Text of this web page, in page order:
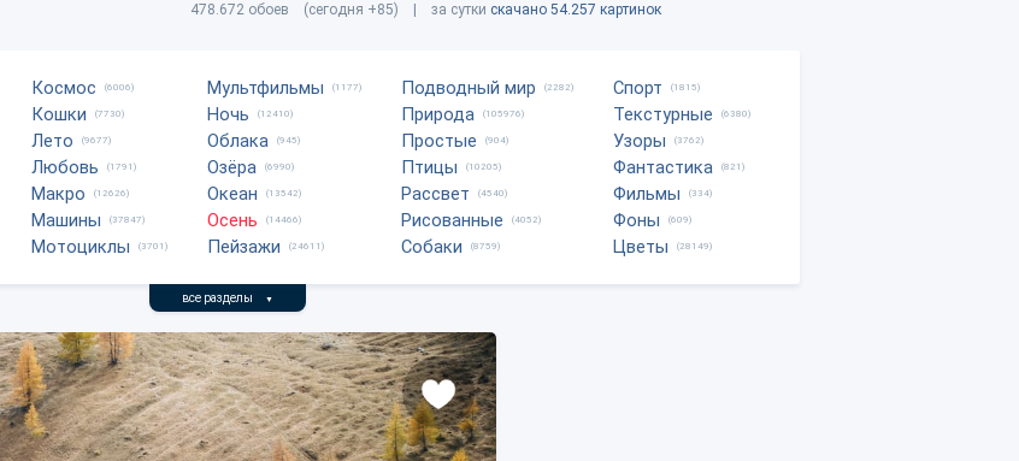
478.672 обоев (сегодня +85) | за сутки скачано 54.257 картинок
Космос (6006)
Кошки (7730)
Лето (9677)
Любовь (1791)
Макро (12626)
Машины (37847)
Мотоциклы (3701)
Мультфильмы (1177)
Ночь (12410)
Облака (945)
Озёра (6990)
Океан (13542)
Осень (14466)
Пейзажи (24611)
Подводный мир (2282)
Природа (105976)
Простые (904)
Птицы (10205)
Рассвет (4540)
Рисованные (4052)
Собаки (8759)
Спорт (1815)
Текстурные (6380)
Узоры (3762)
Фантастика (821)
Фильмы (334)
Фоны (609)
Цветы (28149)
все разделы ▼